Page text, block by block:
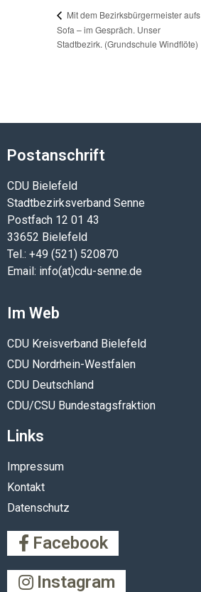
Mit dem Bezirksbürgermeister aufs
Sofa – im Gespräch. Unser
Stadtbezirk. (Grundschule Windflöte)
Postanschrift
CDU Bielefeld
Stadtbezirksverband Senne
Postfach 12 01 43
33652 Bielefeld
Tel.: +49 (521) 520870
Email: info(at)cdu-senne.de
Im Web
CDU Kreisverband Bielefeld
CDU Nordrhein-Westfalen
CDU Deutschland
CDU/CSU Bundestagsfraktion
Links
Impressum
Kontakt
Datenschutz
Facebook
Instagram